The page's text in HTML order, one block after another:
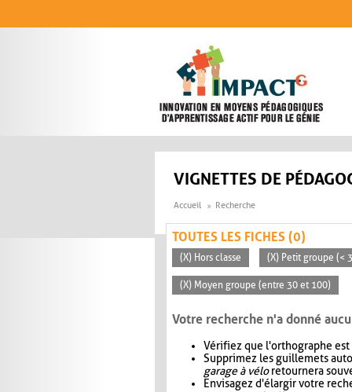
VIGNETTES DE
Accueil Recherche
TOUTES LES FICHES (0)
(X) Hors classe (X) Petit groupe (<
(X) Moyen groupe (entre 30 et 100)
Votre recherche n'a donné
Vérifiez que l'orthographe
Supprimez les guillemets
garage à véloretournera
Envisagez d'élargir votre